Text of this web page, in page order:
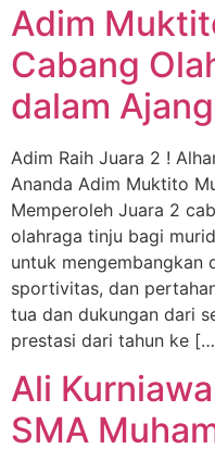
Adim
Cabang
dalam
Adim Raih Juara 2 !
Ananda Adim Muktito
Memperoleh Juara 2
olahraga tinju bagi
untuk mengembangkan
sportivitas, dan
tua dan dukungan dari
prestasi dari tahun ke
Ali
SMA